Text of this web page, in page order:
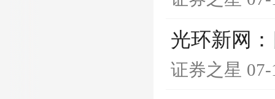
光环新网
证券之星